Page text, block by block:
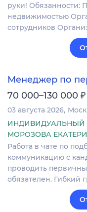
руки! Обязанности:
недвижимостью
сотрудников
Менеджер по
70 000–130 000 ₽
03 августа 2026
ИНДИВИДУАЛЬНЫЙ
МОРОЗОВА
Работа в чате по
коммуникацию с
проводить
обязателен. Гибкий